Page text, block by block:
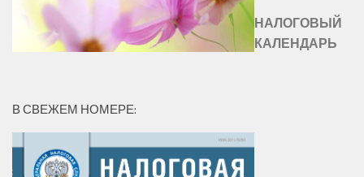
НАЛОГОВЫЙ
КАЛЕНДАРЬ
В СВЕЖЕМ НОМЕРЕ: